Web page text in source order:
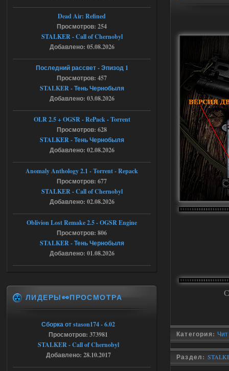
Категория:
Раздел:
как изменить макс сумму
ставки в файлах чтобы
ставить больше 1 к
Ответить ➤
Тайна Зоны - Remaster 2026
Stalker-Mods-Clan-su
Ответить ➤
Тайна Зоны - Remaster 2026
патч я установил после
установки мода, да, ладно,
наверное вы правы придется ожидать
Ответить ➤
05.08.2026
Тайна Зоны - Remaster 2026
Stalker-Mods-Clan-su
Ответить ➤
05.08.2026
AndreySA
[05.08.26
20:23:10.934] [17468]
Dead Air: Refined
Просмотров: 254
STALKER - Call of Chernobyl
Добавлено: 05.08.2026
Последний рассвет - Эпизод 1
Просмотров: 457
STALKER - Тень Чернобыля
Добавлено: 03.08.2026
OLR 2.5 + OGSR - RePack - Torrent
Просмотров: 628
STALKER - Тень Чернобыля
Добавлено: 02.08.2026
Anomaly Anthology 2.1 - Torrent - Repack
Просмотров: 677
STALKER - Call of Chernobyl
Добавлено: 02.08.2026
Oblivion Lost Remake 2.5 - OGSR Engine
Просмотров: 806
STALKER - Тень Чернобыля
Добавлено: 01.08.2026
ЛИДЕРЫ👀ПРОСМОТРА
Сборка от stason174 - 6.02
Просмотров: 373981
STALKER - Call of Chernobyl
Добавлено: 28.10.2017